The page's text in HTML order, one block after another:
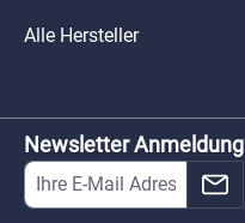
Alle Hersteller
Newsletter Anmeldung